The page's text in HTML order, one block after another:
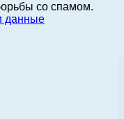
со спамом.
данные